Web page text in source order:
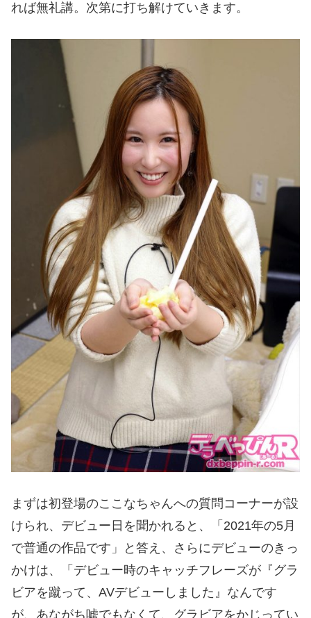
れば無礼講。次第に打ち解けていきます。
まずは初登場のここなちゃんへの質問コーナーが設
けられ、デビュー日を聞かれると、「2021年の5月
で普通の作品です」と答え、さらにデビューのきっ
かけは、「デビュー時のキャッチフレーズが『グラ
ビアを蹴って、AVデビューしました』なんです
が、あながち嘘でもなくて、グラビアをかじってい